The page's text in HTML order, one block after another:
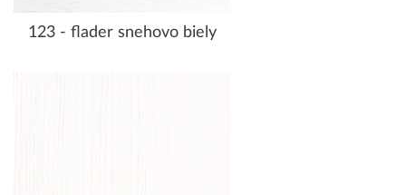
123 - flader snehovo biely